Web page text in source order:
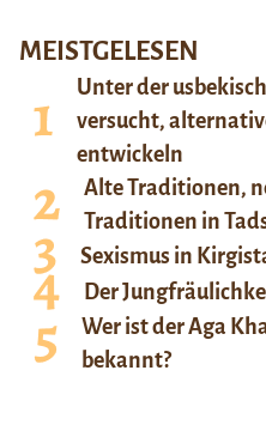
MEISTGELESEN
Unter der
versucht,
entwickeln
Alte Traditionen,
Traditionen in
Sexismus in
Der
Wer ist der Aga
bekannt?